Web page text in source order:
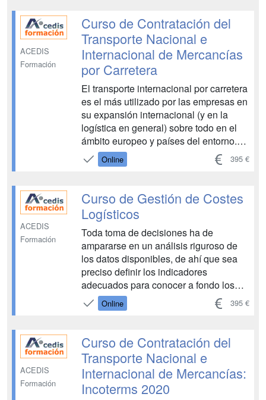
carretera al alumno aprenderá la nor...
ACEDIS
Formación
Curso de Contratación del
Transporte Nacional e
Internacional de Mercancías
por Carretera
El transporte internacional por carretera
es el más utilizado por las empresas en
su expansión internacional (y en la
logística en general) sobre todo en el
ámbito europeo y países del entorno.
Conocer los aspectos ligados al mismo,
va a permitir a la empresa exportadora
competi...
Online 395 €
ACEDIS
Formación
Curso de Gestión de Costes
Logísticos
Toda toma de decisiones ha de
ampararse en un análisis riguroso de
los datos disponibles, de ahí que sea
preciso definir los indicadores
adecuados para conocer a fondo los
costes ligados a la función logístico-
productiva en la empresa. Resulta, por
información obtenida mediante los
indicadores ...
Online 395 €
ACEDIS
Formación
Curso de Contratación del
Transporte Nacional e
Internacional de Mercancías:
Incoterms 2020